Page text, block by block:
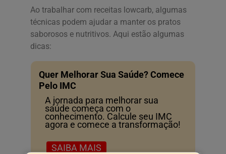
Ao trabalhar com receitas lowcarb, algumas
técnicas podem ajudar a manter os pratos
saborosos e nutritivos. Aqui estão algumas
dicas:
Quer Melhorar Sua Saúde? Comece
Pelo IMC
A jornada para melhorar sua
saúde começa com o
conhecimento. Calcule seu IMC
agora e comece a transformação!
SAIBA MAIS